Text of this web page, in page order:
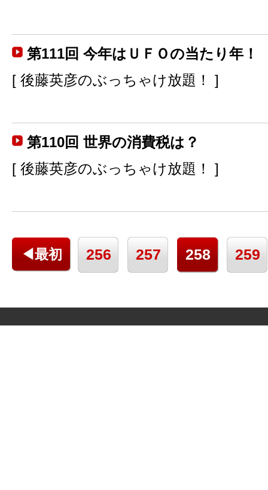
第111回 今年はＵＦＯの当たり年！
[ 後藤英彦のぶっちゃけ放題！ ]
第110回 世界の消費税は？
[ 後藤英彦のぶっちゃけ放題！ ]
◀最初 256 257 258 259